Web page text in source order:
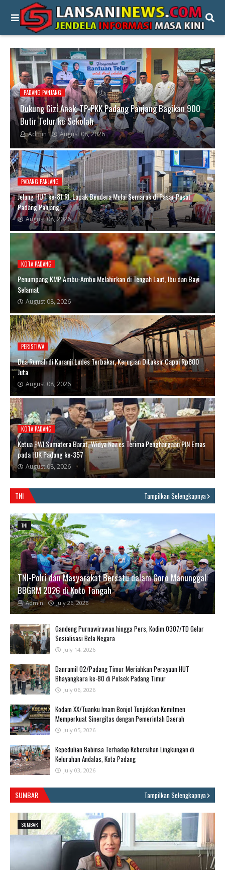
PADANG PANJANG
Dukung Gizi Anak, TP-PKK Padang Panjang Bagikan 900
Butir Telur ke Sekolah
Admin August 08, 2026
PADANG PANJANG
Jelang HUT ke-81 RI, Lapak Bendera Mulai Semarak di Pasar Pusat
Padang Panjang
August 08, 2026
KOTA PADANG
Penumpang KMP Ambu-Ambu Melahirkan di Tengah Laut, Ibu dan Bayi
Selamat
August 08, 2026
PERISTIWA
Dua Rumah di Kuranji Ludes Terbakar, Kerugian Ditaksir Capai Rp800
Juta
August 08, 2026
KOTA PADANG
Ketua PWI Sumatera Barat, Widya Navies Terima Penghargaan PIN Emas
pada HJK Padang ke-357
August 08, 2026
TNI Tampilkan Selengkapnya
TNI
TNI-Polri dan Masyarakat Bersatu dalam Goro Manunggal
BBGRM 2026 di Koto Tangah
Admin July 26, 2026
Gandeng Purnawirawan hingga Pers, Kodim 0307/TD Gelar
Sosialisasi Bela Negara
July 14, 2026
Danramil 02/Padang Timur Meriahkan Perayaan HUT
Bhayangkara ke-80 di Polsek Padang Timur
July 06, 2026
Kodam XX/Tuanku Imam Bonjol Tunjukkan Komitmen
Memperkuat Sinergitas dengan Pemerintah Daerah
July 05, 2026
Kepedulian Babinsa Terhadap Kebersihan Lingkungan di
Kelurahan Andalas, Kota Padang
July 03, 2026
SUMBAR Tampilkan Selengkapnya
SUMBAR